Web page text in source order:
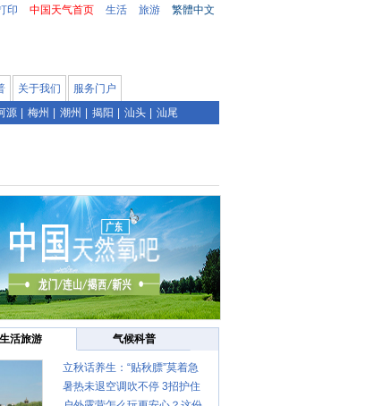
印 中国天气首页 生活 旅游 繁體中文
关于我们
服务门户
源 梅州 潮州 揭阳 汕头 汕尾
生活旅游 气候科普
立秋话养生：“贴秋膘”莫着急
先清暑再防燥
暑热未退空调吹不停 3招护住